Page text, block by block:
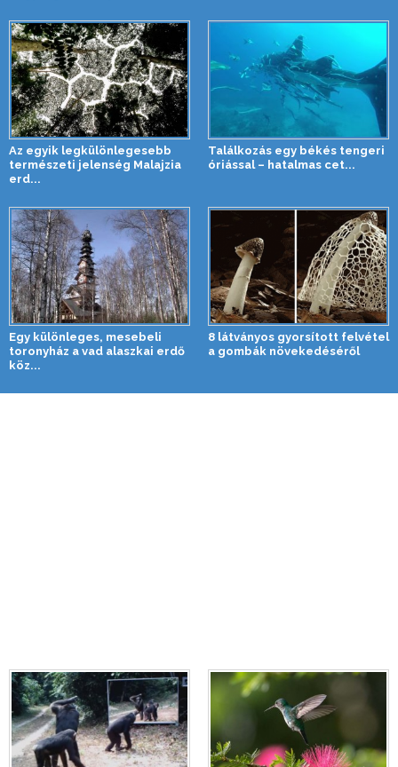
Az egyik legkülönlegesebb
természeti jelenség Malajzia
erd...
Találkozás egy békés tengeri
óriással – hatalmas cet...
Egy különleges, mesebeli
toronyház a vad alaszkai erdő
köz...
8 látványos gyorsított felvétel
a gombák növekedéséről